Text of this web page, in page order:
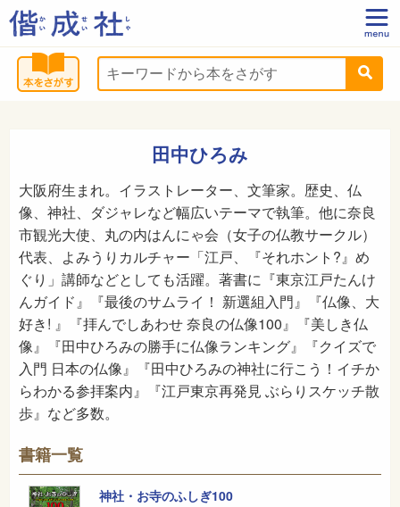
田中ひろみ
大阪府生まれ。イラストレーター、文筆家。歴史、仏
像、神社、ダジャレなど幅広いテーマで執筆。他に奈良
市観光大使、丸の内はんにゃ会（女子の仏教サークル）
代表、よみうりカルチャー「江戸、『それホント?』め
ぐり」講師などとしても活躍。著書に『東京江戸たんけ
んガイド』『最後のサムライ！ 新選組入門』『仏像、大
好き! 』『拝んでしあわせ 奈良の仏像100』『美しき仏
像』『田中ひろみの勝手に仏像ランキング』『クイズで
入門 日本の仏像』『田中ひろみの神社に行こう！イチか
らわかる参拝案内』『江戸東京再発見 ぶらりスケッチ散
歩』など多数。
書籍一覧
神社・お寺のふしぎ100